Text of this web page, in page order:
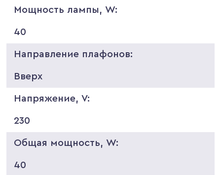
Мощность лампы, W:
40
Направление плафонов:
Вверх
Напряжение, V:
230
Общая мощность, W:
40